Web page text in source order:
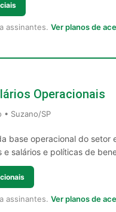
assinantes. Ver planos de
Operacionais
• Suzano/SP
base operacional do
salários e políticas de
assinantes. Ver planos de